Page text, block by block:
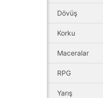
Dövüş
Korku
Maceralar
RPG
Yarış